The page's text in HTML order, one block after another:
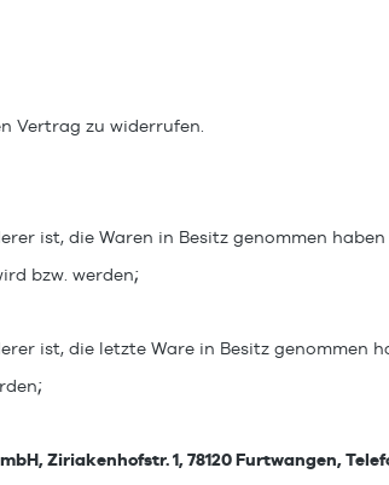
Vertrag zu widerrufen.
ist, die Waren in Besitz genommen
bzw. werden;
ist, die letzte Ware in Besitz genommen
;
Ziriakenhofstr. 1, 78120 Furtwangen,